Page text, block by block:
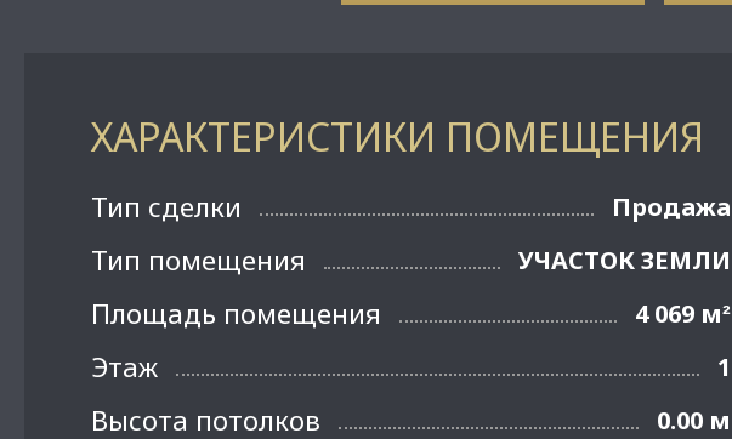
ХАРАКТЕРИСТИКИ ПОМЕЩЕНИЯ
Тип сделки Продажа
Тип помещения УЧАСТОК ЗЕМЛИ
Площадь помещения 4 069 м²
Этаж 1
Высота потолков 0.00 м